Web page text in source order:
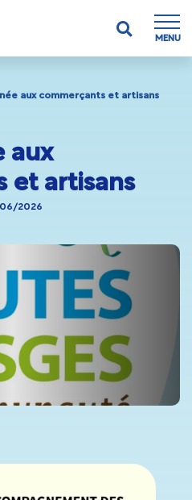
MENU
aux commerçants et artisans
aux
et artisans
2026